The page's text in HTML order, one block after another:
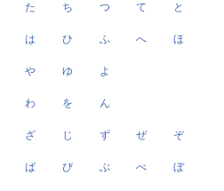
た ち つ て と
は ひ ふ へ ほ
や ゆ よ
わ を ん
ざ じ ず ぜ ぞ
ば び ぶ べ ぼ